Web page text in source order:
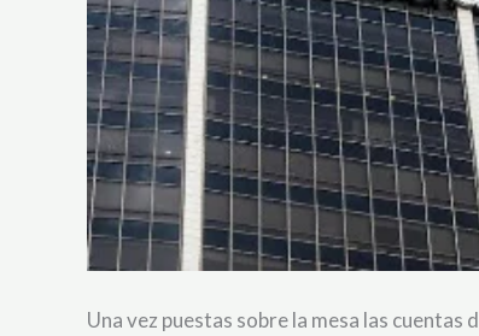
Una vez puestas sobre la mesa las